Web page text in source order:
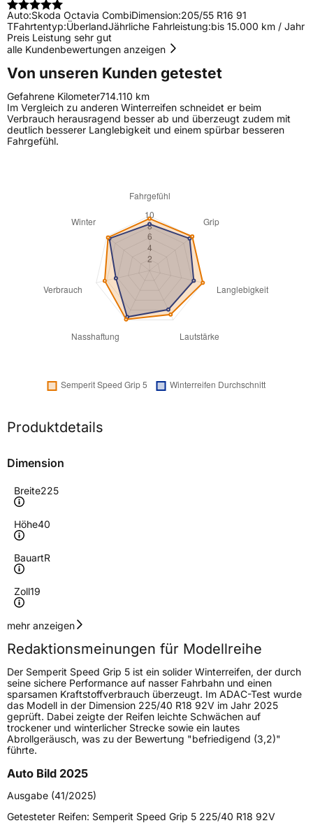
Auto:Skoda Octavia CombiDimension:205/55 R16 91
TFahrtentyp:ÜberlandJährliche Fahrleistung:bis 15.000 km / Jahr
Preis Leistung sehr gut
alle Kundenbewertungen anzeigen
Von unseren Kunden getestet
Gefahrene Kilometer714.110 km
Im Vergleich zu anderen Winterreifen schneidet er beim
Verbrauch herausragend besser ab und überzeugt zudem mit
deutlich besserer Langlebigkeit und einem spürbar besseren
Fahrgefühl.
Produktdetails
Dimension
Breite225
Höhe40
BauartR
Zoll19
Geschwindigkeitsindex
Höchstgeschwindigkeit
270 km/h
Lastindex93
Höchstlast650 kg
Gewicht (in kg)9,31 kg
FahrzeugtypPKW
VerwendungWinterreifen
mehr anzeigen
Redaktionsmeinungen für Modellreihe
Der Semperit Speed Grip 5 ist ein solider Winterreifen, der durch
seine sichere Performance auf nasser Fahrbahn und einen
sparsamen Kraftstoffverbrauch überzeugt. Im ADAC-Test wurde
das Modell in der Dimension 225/40 R18 92V im Jahr 2025
geprüft. Dabei zeigte der Reifen leichte Schwächen auf
trockener und winterlicher Strecke sowie ein lautes
Abrollgeräusch, was zu der Bewertung "befriedigend (3,2)"
führte.
Auto Bild 2025
Ausgabe (41/2025)
Getesteter Reifen: Semperit Speed Grip 5 225/40 R18 92V